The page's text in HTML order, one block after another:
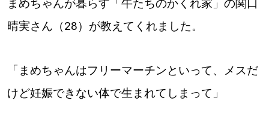
運営会社 広告掲載
まめちゃんが暮らす「牛たちのかくれ家」の関口
晴実さん（28）が教えてくれました。
「まめちゃんはフリーマーチンといって、メスだ
けど妊娠できない体で生まれてしまって」